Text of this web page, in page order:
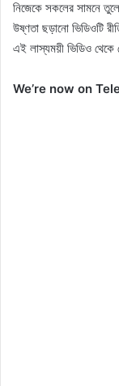
নিজেকে সকলের সামনে
উষ্ণতা ছড়ানো ভিডিওটি
এই লাস্যময়ী ভিডিও থেকে
We’re now on